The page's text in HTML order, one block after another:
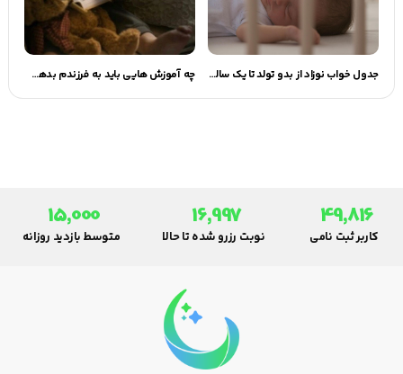
جدول خواب نوزاد از بدو تولد تا یک سالگی | نوزاد چقدر باید بخوابد؟ چه آموزش هایی باید به فرزندم بدهم؟ | گهوارک
49,816
کاربر ثبت نامی
16,997
نوبت رزرو شده تا حالا
15,000
متوسط بازدید روزانه